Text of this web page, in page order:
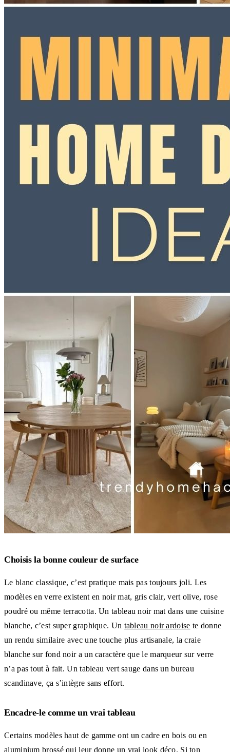
Choisis la bonne couleur de surface
Le blanc classique, c’est pratique mais pas toujours joli. Les
modèles en verre existent en noir mat, gris clair, vert olive, rose
poudré ou même terracotta. Un tableau noir mat dans une cuisine
blanche, c’est super graphique. Un tableau noir ardoise te donne
un rendu similaire avec une touche plus artisanale, la craie
blanche sur fond noir a un caractère que le marqueur sur verre
n’a pas tout à fait. Un tableau vert sauge dans un bureau
scandinave, ça s’intègre sans effort.
Encadre-le comme un vrai tableau
Certains modèles haut de gamme ont un cadre en bois ou en
aluminium brossé qui leur donne un vrai look déco. Si ton